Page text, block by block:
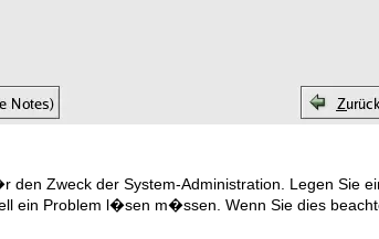
Zweck der System-Administration. Legen Sie
ein Problem l�sen m�ssen. Wenn Sie dies